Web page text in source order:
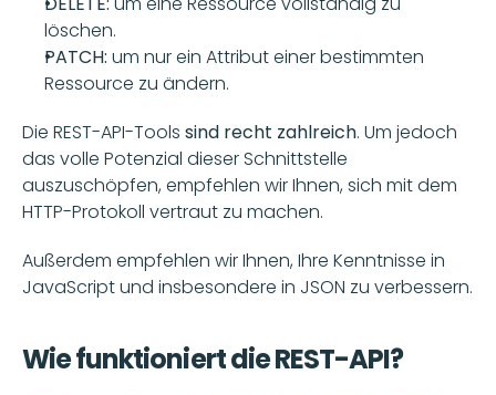
löschen.
PATCH: um nur ein Attribut einer bestimmten
Ressource zu ändern.
Die REST-API-Tools sind recht zahlreich. Um jedoch
das volle Potenzial dieser Schnittstelle
auszuschöpfen, empfehlen wir Ihnen, sich mit dem
HTTP-Protokoll vertraut zu machen.
Außerdem empfehlen wir Ihnen, Ihre Kenntnisse in
JavaScript und insbesondere in JSON zu verbessern.
Wie funktioniert die REST-API?